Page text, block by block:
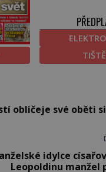
obličeje své oběti
idylce
Leopoldinu manžel